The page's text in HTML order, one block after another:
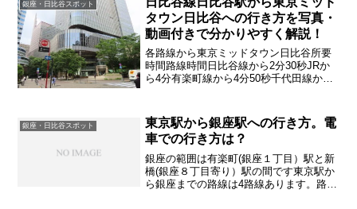
銀座・日比谷スポット
タウン日比谷への行き方を写真・
動画付きで分かりやすく解説！
各路線から東京ミッドタウン日比谷所要
時間路線時間日比谷線から2分30秒JRか
ら4分有楽町線から4分50秒千代田線から1
銀座・日比谷スポット
東京駅から銀座駅への行き方。電
車での行き方は？
銀座の範囲は有楽町(銀座１丁目）駅と新
橋(銀座８丁目寄り）駅の間です東京駅か
ら銀座までの路線は4路線あります。路線